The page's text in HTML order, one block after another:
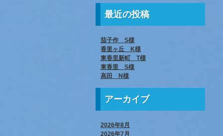
最近の投稿
茄子作 S様
香里ヶ丘 K様
東香里新町 T様
東香里 S様
高田 N様
アーカイブ
2026年8月
2026年7月